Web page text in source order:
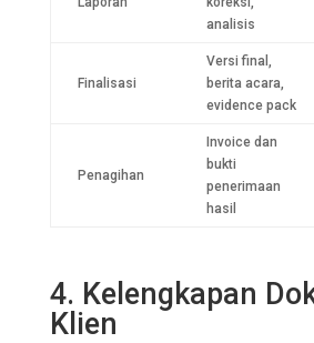
analisis
Finalisasi
Versi final,
berita acara,
evidence pack
Penagihan
Invoice dan
bukti
penerimaan
hasil
4. Kelengkapan
Klien